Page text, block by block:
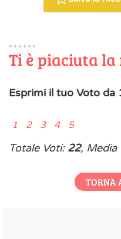
Ti è piaciuta
Esprimi il tuo Voto da
1 2 3 4 5
Totale Voti: 22, Media
TORNA